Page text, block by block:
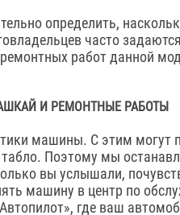
определить,
часто
работ данной
И РЕМОНТНЫЕ РАБОТЫ
машины. С этим могут
Поэтому мы
вы услышали,
машину в центр по
где ваш